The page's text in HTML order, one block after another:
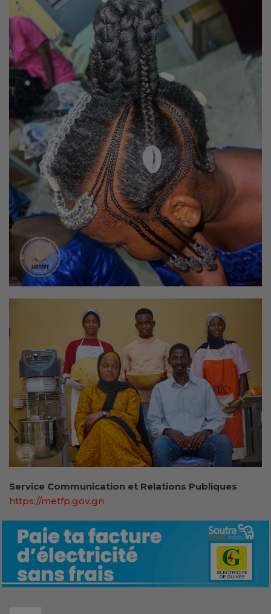
Service Communication et Relations Publiques
https://metfp.gov.gn